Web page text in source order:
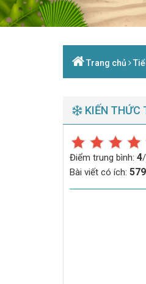
Trang chủ
KIẾN THỨC
Điểm trung bình: 4
Bài viết có ích: 579